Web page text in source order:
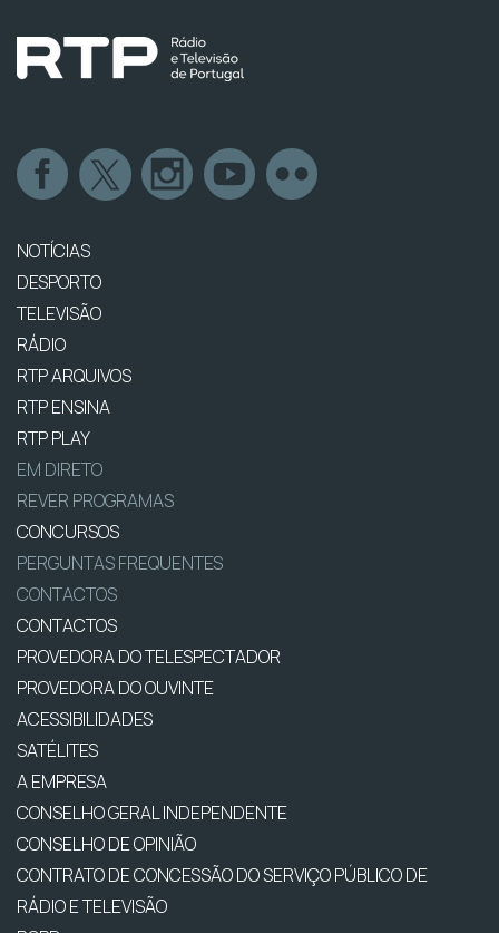
NOTÍCIAS
DESPORTO
TELEVISÃO
RÁDIO
RTP ARQUIVOS
RTP ENSINA
RTP PLAY
EM DIRETO
REVER PROGRAMAS
CONCURSOS
PERGUNTAS FREQUENTES
CONTACTOS
CONTACTOS
PROVEDORA DO TELESPECTADOR
PROVEDORA DO OUVINTE
ACESSIBILIDADES
SATÉLITES
A EMPRESA
CONSELHO GERAL INDEPENDENTE
CONSELHO DE OPINIÃO
CONTRATO DE CONCESSÃO DO SERVIÇO PÚBLICO DE
RÁDIO E TELEVISÃO